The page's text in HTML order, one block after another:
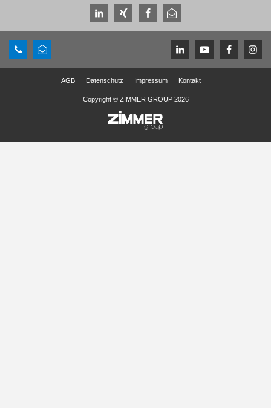
AGB Datenschutz Impressum Kontakt
Copyright © ZIMMER GROUP 2026